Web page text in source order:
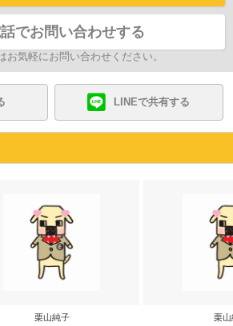
でお問い合わせする
お気軽にお問い合わせください。
LINEで共有する
栗山純子 栗山